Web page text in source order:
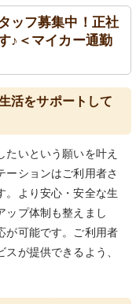
ッフ募集中！正社
♪＜マイカー通勤
活をサポートして
いという願いを叶え
ーションはご利用者さ
。より安心・安全な生
ップ体制も整えまし
が可能です。ご利用者
が提供できるよう、